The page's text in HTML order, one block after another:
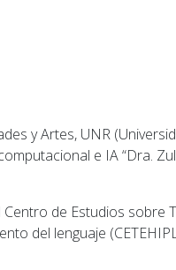
y Artes, UNR
e IA “Dra.
de Estudios sobre
del lenguaje